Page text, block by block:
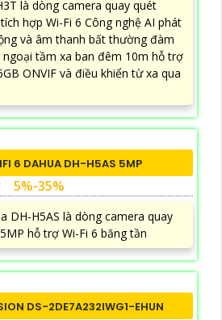
6 DAHUA DH-H3T 3MP
5%-35%
là dòng camera quay quét
hợp Wi-Fi 6 Công nghệ AI phát
và âm thanh bất thường đàm
ngoại tầm xa ban đêm 10m hỗ trợ
ONVIF và điều khiển từ xa qua